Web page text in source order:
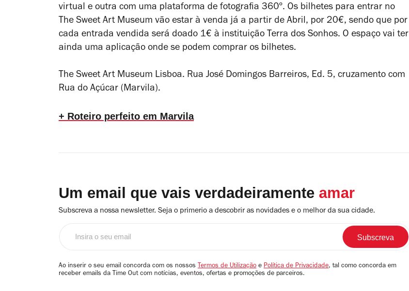
virtual e outra com uma plataforma de fotografia 360º. Os bilhetes para entrar no
The Sweet Art Museum vão estar à venda já a partir de Abril, por 20€, sendo que por
cada entrada vendida será doado 1€ à instituição Terra dos Sonhos. O espaço vai ter
ainda uma aplicação onde se podem comprar os bilhetes.
The Sweet Art Museum Lisboa. Rua José Domingos Barreiros, Ed. 5, cruzamento com
Rua do Açúcar (Marvila).
+ Roteiro perfeito em Marvila
Um email que vais verdadeiramente amar
Subscreva a nossa newsletter. Seja o primerio a descobrir as novidades e o melhor da sua cidade.
email
Ao inserir o seu email concorda com os nossos Termos de Utilização e Política de Privacidade, tal como concorda em
receber emails da Time Out com notícias, eventos, ofertas e promoções de parceiros.